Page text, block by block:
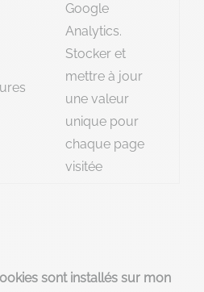
Google
Analytics.
Stocker et
mettre à jour
une valeur
unique pour
chaque page
visitée
sont installés sur mon